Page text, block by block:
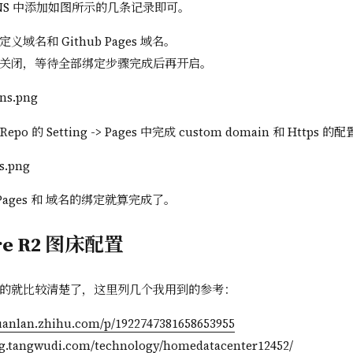
中添加如图所示的几条记录即可。
义域名和 Github Pages 域名。
闭，等待全部绑定步骤完成后再开启。
的 Setting -> Pages 中完成 custom domain 和 Https 的配
和 域名的绑定就算完成了。
R2 图床配置
就比较清楚了，这里列几个我用到的参考：
p/1922747381658653955
technology/homedatacenter12452/